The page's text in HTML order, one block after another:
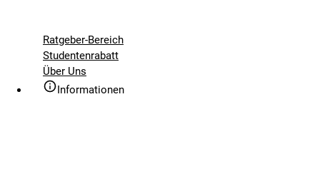
Ratgeber-Bereich
Studentenrabatt
Über Uns
Informationen